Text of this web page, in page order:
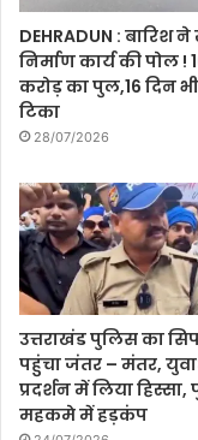
DEHRADUN : बारिश
निर्माण कार्य की पोल !
करोड़ का पुल,16 दिन
टिका
28/07/2026
उत्तराखंड पुलिस का
पहुंचा जंतर – मंतर,
प्रदर्शन में लिया
महकमे में हड़कंप